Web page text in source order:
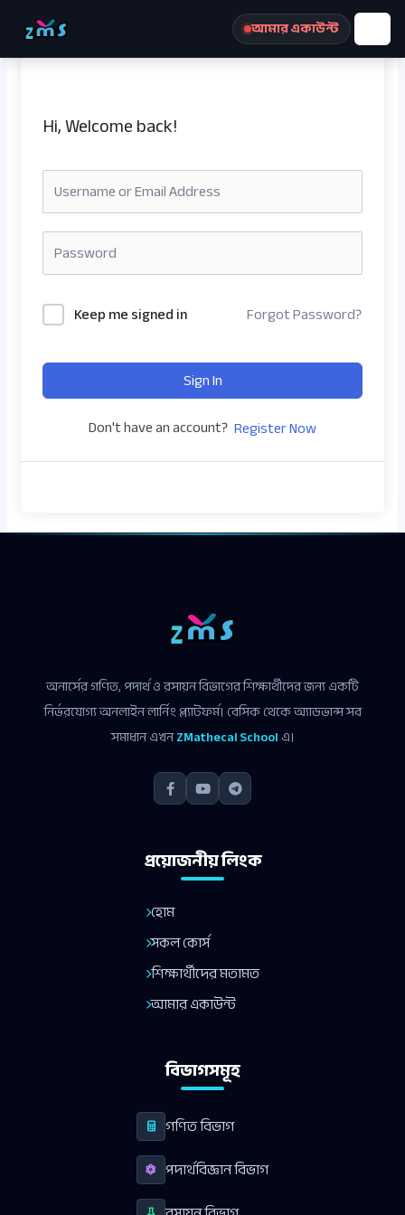
আমার একাউন্ট
Hi, Welcome back!
Keep me signed in Forgot Password?
Sign In
Don't have an account? Register Now
অনার্সের গণিত, পদার্থ ও রসায়ন বিভাগের শিক্ষার্থীদের জন্য একটি
নির্ভরযোগ্য অনলাইন লার্নিং প্ল্যাটফর্ম। বেসিক থেকে অ্যাডভান্স সব
সমাধান এখনZMathecal Schoolএ।
প্রয়োজনীয় লিংক
হোম
সকল কোর্স
শিক্ষার্থীদের মতামত
আমার একাউন্ট
বিভাগসমূহ
গণিত বিভাগ
পদার্থবিজ্ঞান বিভাগ